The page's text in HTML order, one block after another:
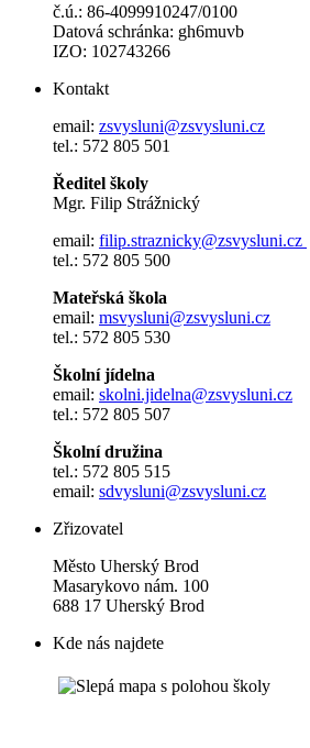
č.ú.: 86-4099910247/0100
Datová schránka: gh6muvb
IZO: 102743266
Kontakt
email: zsvysluni@zsvysluni.cz
tel.: 572 805 501
Ředitel školy
Mgr. Filip Strážnický
email: filip.straznicky@zsvysluni.cz
tel.: 572 805 500
Mateřská škola
email: msvysluni@zsvysluni.cz
tel.: 572 805 530
Školní jídelna
email: skolni.jidelna@zsvysluni.cz
tel.: 572 805 507
Školní družina
tel.: 572 805 515
email: sdvysluni@zsvysluni.cz
Zřizovatel
Město Uherský Brod
Masarykovo nám. 100
688 17 Uherský Brod
Kde nás najdete